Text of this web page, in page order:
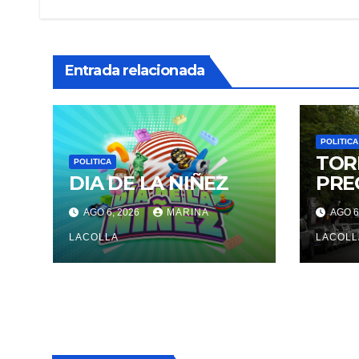
Entrada relacionada
POLITICA
DIA DE LA NIÑEZ
AGO 6, 2026 MARINA
LACOLLA
POLITICA
AGO